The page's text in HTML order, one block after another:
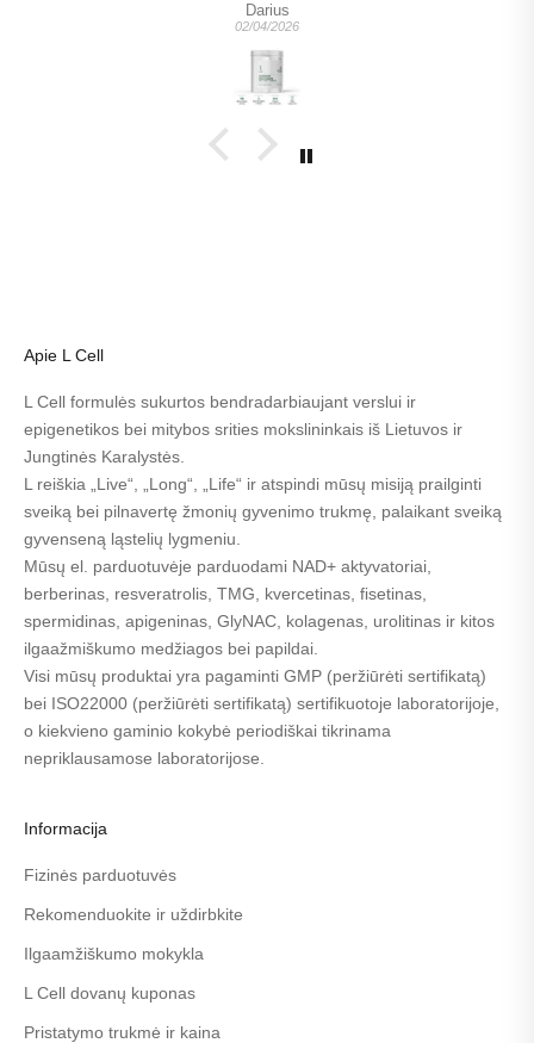
Darius
02/04/2026
Apie L Cell
L Cell formulės sukurtos bendradarbiaujant verslui ir
epigenetikos bei mitybos srities mokslininkais iš Lietuvos ir
Jungtinės Karalystės.
L reiškia „Live“, „Long“, „Life“ ir atspindi mūsų misiją prailginti
sveiką bei pilnavertę žmonių gyvenimo trukmę, palaikant sveiką
gyvenseną ląstelių lygmeniu.
Mūsų el. parduotuvėje parduodami NAD+ aktyvatoriai,
berberinas, resveratrolis, TMG, kvercetinas, fisetinas,
spermidinas, apigeninas, GlyNAC, kolagenas, urolitinas ir kitos
ilgaažmiškumo medžiagos bei papildai.
Visi mūsų produktai yra pagaminti GMP (peržiūrėti sertifikatą)
bei ISO22000 (peržiūrėti sertifikatą) sertifikuotoje laboratorijoje,
o kiekvieno gaminio kokybė periodiškai tikrinama
nepriklausamose laboratorijose.
Informacija
Fizinės parduotuvės
Rekomenduokite ir uždirbkite
Ilgaamžiškumo mokykla
L Cell dovanų kuponas
Pristatymo trukmė ir kaina